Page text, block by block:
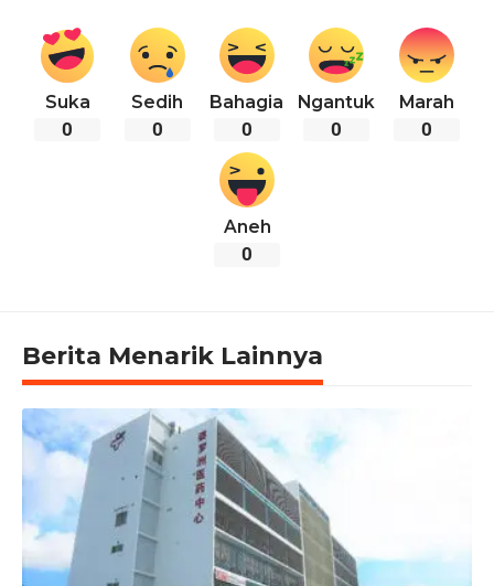
Suka
0
Sedih
0
Bahagia
0
Ngantuk
0
Marah
0
Aneh
0
Berita Menarik Lainnya